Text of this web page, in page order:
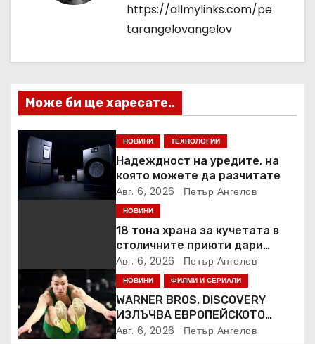
https://allmylinks.com/pe
tarangelovangelov
Може би ще харесате..
НОВИНИ ТЕХНОЛОГИИ
Надеждност на уредите, на
която можете да разчитате
Авг. 6, 2026 Петър Ангелов
НОВИНИ
18 тона храна за кучетата в
столичните приюти дари
Kaufland за година и половина
Авг. 6, 2026 Петър Ангелов
НОВИНИ ФИЛМИ И СЕРИАЛИ
WARNER BROS. DISCOVERY
ИЗЛЪЧВА ЕВРОПЕЙСКОТО
ПЪРВЕНСТВО ПО ЛЕКА
Авг. 6, 2026 Петър Ангелов